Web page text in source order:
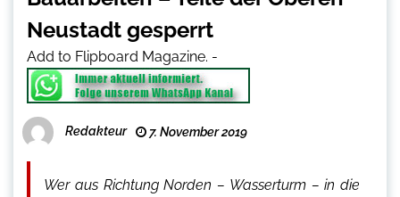
Neustadt gesperrt
Add to Flipboard Magazine. -
Redakteur 7. November 2019
Wer aus Richtung Norden – Wasserturm – in die